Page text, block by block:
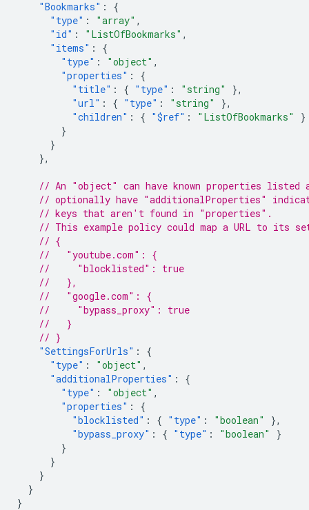
"Bookmarks" :
{
"type" : "array" ,
"id" : "ListOfBookmarks" ,
"items" :
{
"type" : "object" ,
"properties" :
{
"title" : { "type" : "string"
},
"url" : { "type" : "string"
},
"children" : { "$ref" : "ListOfBookmarks"
}
}
}
},
// An "object" can have known properties listed
// optionally have "additionalProperties"
// keys that aren't found in "properties".
// This example policy could map a URL to its
// {
//   "youtube.com": {
//     "blocklisted": true
//   },
//   "google.com": {
//     "bypass_proxy": true
//   }
// }
"SettingsForUrls" :
{
"type" : "object" ,
"additionalProperties" :
{
"type" : "object" ,
"properties" :
{
"blocklisted" : { "type" : "boolean"
},
"bypass_proxy" : { "type" : "boolean"
}
}
}
}
}
}